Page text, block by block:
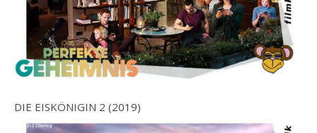
DIE EISKÖNIGIN 2 (2019)